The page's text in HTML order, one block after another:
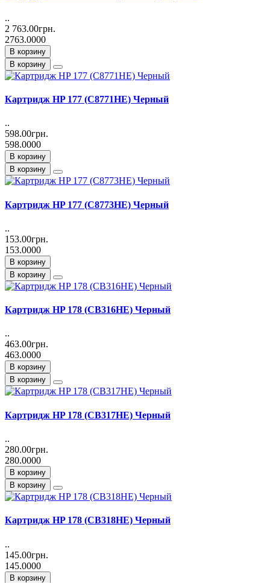
..
2 763.00грн.
2763.0000
В корзину
В корзину
Картридж HP 177 (C8771HE) Черный
..
598.00грн.
598.0000
В корзину
В корзину
Картридж HP 177 (C8773HE) Черный
..
153.00грн.
153.0000
В корзину
В корзину
Картридж HP 178 (CB316HE) Черный
..
463.00грн.
463.0000
В корзину
В корзину
Картридж HP 178 (CB317HE) Черный
..
280.00грн.
280.0000
В корзину
В корзину
Картридж HP 178 (CB318HE) Черный
..
145.00грн.
145.0000
В корзину